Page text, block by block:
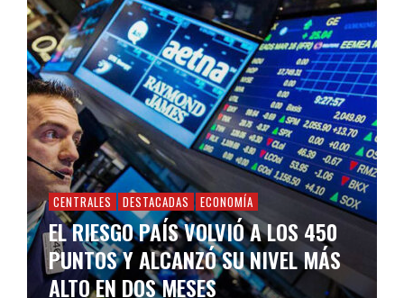
CENTRALES DESTACADAS ECONOMÍA
EL RIESGO PAÍS VOLVIÓ A LOS 450
PUNTOS Y ALCANZÓ SU NIVEL MÁS
ALTO EN DOS MESES